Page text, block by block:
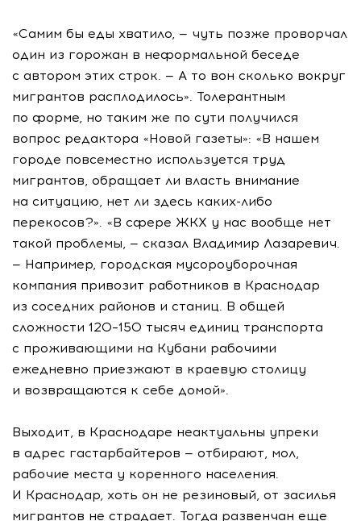
«Самим бы еды хватило, — чуть позже проворчал
один из горожан в неформальной беседе
с автором этих строк. — А то вон сколько вокруг
мигрантов расплодилось». Толерантным
по форме, но таким же по сути получился
вопрос редактора «Новой газеты»: «В нашем
городе повсеместно используется труд
мигрантов, обращает ли власть внимание
на ситуацию, нет ли здесь каких-либо
перекосов?». «В сфере ЖКХ у нас вообще нет
такой проблемы, — сказал Владимир Лазаревич.
— Например, городская мусороуборочная
компания привозит работников в Краснодар
из соседних районов и станиц. В общей
сложности 120–150 тысяч единиц транспорта
с проживающими на Кубани рабочими
ежедневно приезжают в краевую столицу
и возвращаются к себе домой».
Выходит, в Краснодаре неактуальны упреки
в адрес гастарбайтеров — отбирают, мол,
рабочие места у коренного населения.
И Краснодар, хоть он не резиновый, от засилья
мигрантов не страдает. Тогда развенчан еще